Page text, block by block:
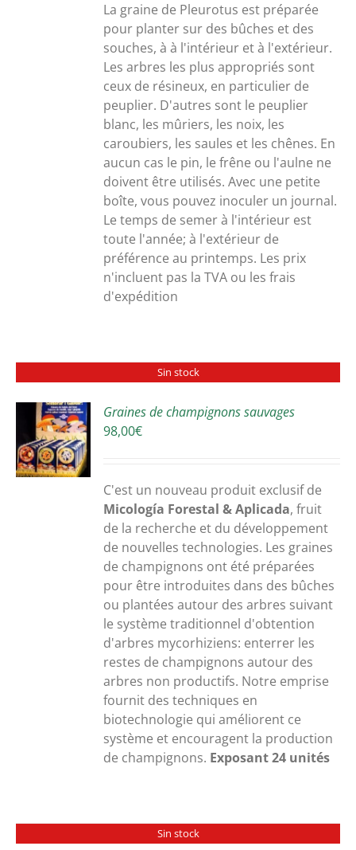
La graine de Pleurotus est préparée
pour planter sur des bûches et des
souches, à à l'intérieur et à l'extérieur.
Les arbres les plus appropriés sont
ceux de résineux, en particulier de
peuplier. D'autres sont le peuplier
blanc, les mûriers, les noix, les
caroubiers, les saules et les chênes. En
aucun cas le pin, le frêne ou l'aulne ne
doivent être utilisés. Avec une petite
boîte, vous pouvez inoculer un journal.
Le temps de semer à l'intérieur est
toute l'année; à l'extérieur de
préférence au printemps. Les prix
n'incluent pas la TVA ou les frais
d'expédition
Sin stock
Graines de champignons sauvages
98,00€
C'est un nouveau produit exclusif de
Micología Forestal & Aplicada, fruit
de la recherche et du développement
de nouvelles technologies. Les graines
de champignons ont été préparées
pour être introduites dans des bûches
ou plantées autour des arbres suivant
le système traditionnel d'obtention
d'arbres mycorhiziens: enterrer les
restes de champignons autour des
arbres non productifs. Notre emprise
fournit des techniques en
biotechnologie qui améliorent ce
système et encouragent la production
de champignons. Exposant 24 unités
Sin stock